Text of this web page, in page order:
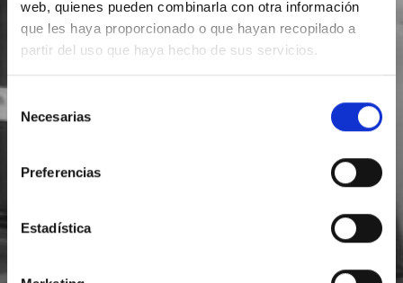
web, quienes pueden combinarla con otra información
que les haya proporcionado o que hayan recopilado a
partir del uso que haya hecho de sus servicios.
de Necesarias
Preferencias
Estadística